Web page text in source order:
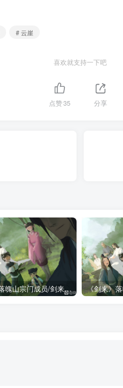
# 云崖
喜欢就支持一下吧
点赞35 分享
《剑来》落魄山宗门成员/剑来落魄山人物一览表（全） 《剑来》